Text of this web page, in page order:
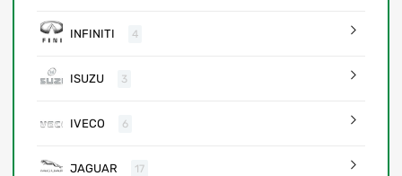
INFINITI 4
ISUZU 3
IVECO 6
JAGUAR 17